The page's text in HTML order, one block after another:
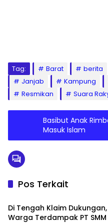
Tag: Barat berita
Janjab
Kampung
Resmikan
Suara
Basibut Anak
Masuk Islam
Pos Terkait
PEMERINTAHAN
Di Tengah Klaim Dukungan,
Warga Terdampak PT SMM